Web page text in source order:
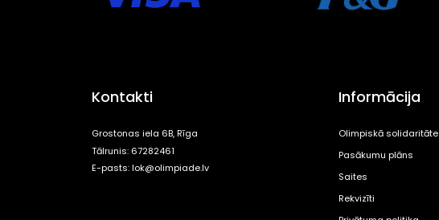
Kontakti
Grostonas iela 6B, Rīga
Tālrunis: 67282461
E-pasts:lok@olimpiade.lv
Informācija
Olimpiskā solidaritāte
Pasākumu plāns
Saites
Rekvizīti